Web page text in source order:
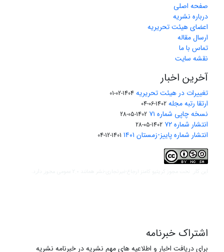
صفحه اصلی
درباره نشریه
اعضای هیئت تحریریه
ارسال مقاله
تماس با ما
نقشه سایت
آخرین اخبار
تغییرات در هیئت تحریریه 1404-02-01
ارتقا رتبه مجله 1402-06-04
نسخه چاپی شماره ۷۱ 1402-05-28
انتشار شماره ۷۲ 1402-05-28
انتشار شماره پاییز-زمستان ۱۴۰۱ 1401-12-04
اشتراک خبرنامه
برای دریافت اخبار و اطلاعیه های مهم نشریه در خبرنامه نشریه